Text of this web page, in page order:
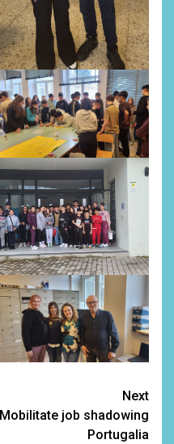
Next
Mobilitate job shadowing
Portugalia